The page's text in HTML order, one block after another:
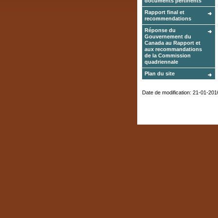
Rapport final et
recommendations
Réponse du
Gouvernement du
Canada au Rapport et
aux recommandations
de la Commission
quadriennale
Plan du site
Date de modification: 21-01-